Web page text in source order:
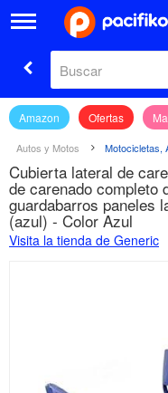
Amazon Ofertas
Autos y Motos Motocicletas,
Cubierta lateral de
de carenado completo
guardabarros paneles
(azul) - Color Azul
Visita la tienda de Generic